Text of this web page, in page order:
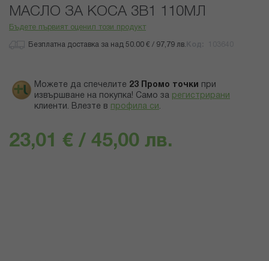
галерия
със
МАСЛО ЗА КОСА 3В1 110МЛ
Бъдете първият оценил този продукт
Безплатна доставка за над 50.00 € / 97,79 лв.
Можете да спечелите 23 Промо точки
при
извършване на покупка! Само за регистрирани
клиенти. Влезте в профила си .
23,01 € / 45,00 лв.